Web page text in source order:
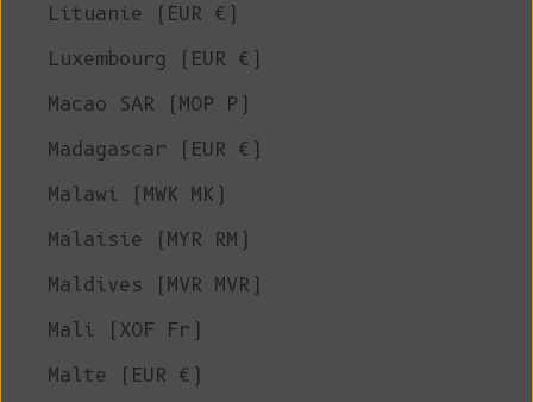
Lituanie (EUR €)
Luxembourg (EUR €)
Macao SAR (MOP P)
Madagascar (EUR €)
Malawi (MWK MK)
Malaisie (MYR RM)
Maldives (MVR MVR)
Mali (XOF Fr)
Malte (EUR €)